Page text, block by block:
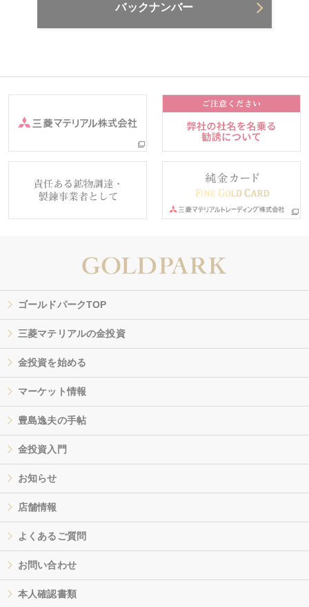
バックナンバー
ゴールドパークTOP
三菱マテリアルの金投資
金投資を始める
マーケット情報
豊島逸夫の手帖
金投資入門
お知らせ
店舗情報
よくあるご質問
お問い合わせ
本人確認書類